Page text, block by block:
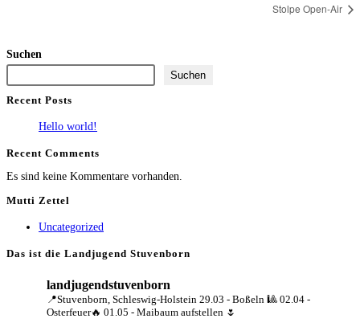
Stolpe Open-Air
Suchen
Suchen
Recent Posts
Hello world!
Recent Comments
Es sind keine Kommentare vorhanden.
Mutti Zettel
Uncategorized
Das ist die Landjugend Stuvenborn
landjugendstuvenborn
📍Stuvenborn, Schleswig-Holstein 29.03 - Boßeln 🎱 02.04 -
Osterfeuer🔥 01.05 - Maibaum aufstellen 🌷